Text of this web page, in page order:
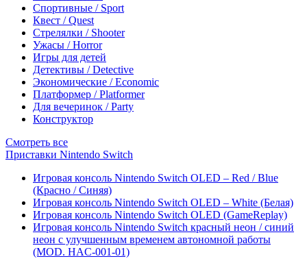
Спортивные / Sport
Квест / Quest
Стрелялки / Shooter
Ужасы / Horror
Игры для детей
Детективы / Detective
Экономические / Economic
Платформер / Platformer
Для вечеринок / Party
Конструктор
Смотреть все
Приставки Nintendo Switch
Игровая консоль Nintendo Switch OLED – Red / Blue
(Красно / Синяя)
Игровая консоль Nintendo Switch OLED – White (Белая)
Игровая консоль Nintendo Switch OLED (GameReplay)
Игровая консоль Nintendo Switch красный неон / синий
неон с улучшенным временем автономной работы
(MOD. HAC-001-01)